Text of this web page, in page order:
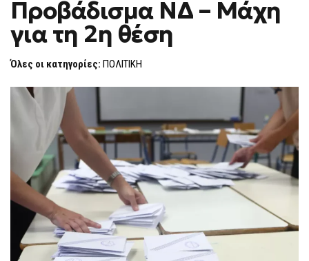
ΝΔ
–
ΜΆΧΗ
ΓΙΑ
2Η
Προβάδισμα ΝΔ – Μάχη
για τη 2η θέση
Όλες οι κατηγορίες: ΠΟΛΙΤΙΚΗ